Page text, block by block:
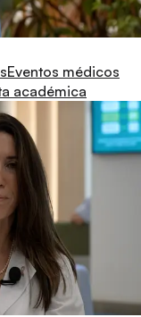
Eventos médicos
académica